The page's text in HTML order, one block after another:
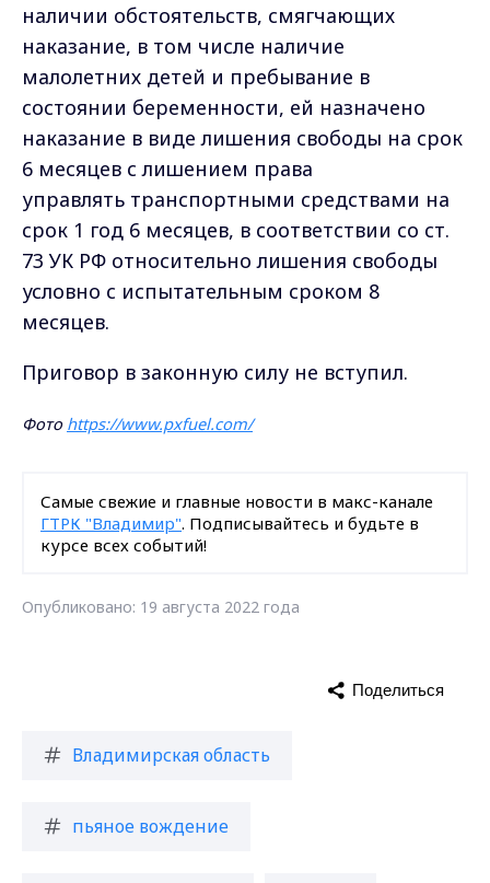
наличии обстоятельств, смягчающих
наказание, в том числе наличие
малолетних детей и пребывание в
состоянии беременности, ей назначено
наказание в виде лишения свободы на срок
6 месяцев с лишением права
управлять транспортными средствами на
срок 1 год 6 месяцев, в соответствии со ст.
73 УК РФ относительно лишения свободы
условно с испытательным сроком 8
месяцев.
Приговор в законную силу не вступил.
Фото https://www.pxfuel.com/
Самые свежие и главные новости в макс-канале
ГТРК "Владимир". Подписывайтесь и будьте в
курсе всех событий!
Опубликовано: 19 августа 2022 года
Владимирская область
пьяное вождение
Поделиться